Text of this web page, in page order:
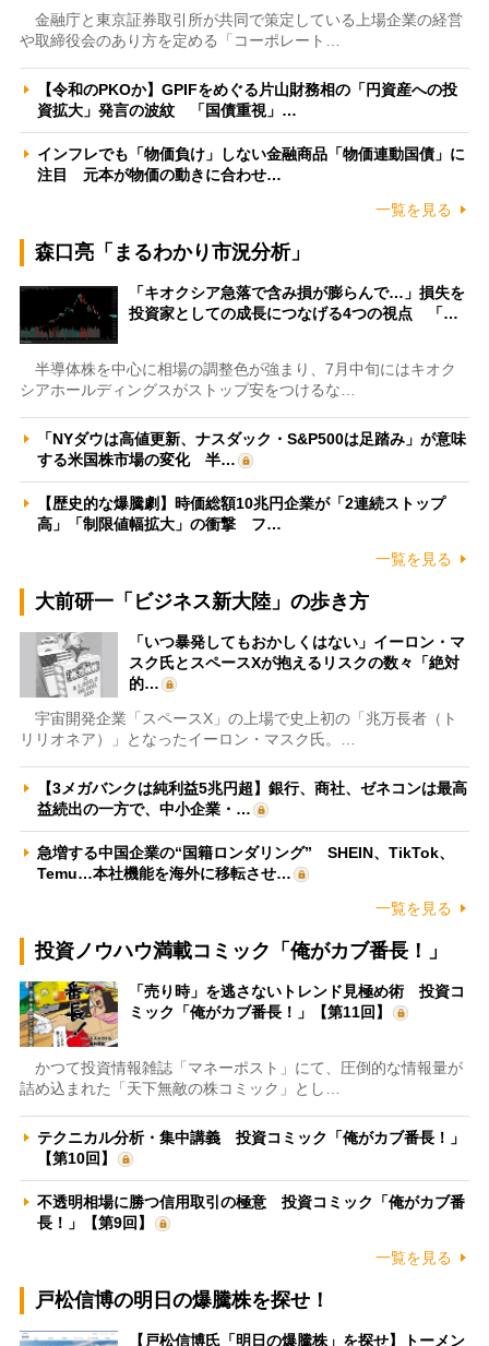
金融庁と東京証券取引所が共同で策定している上場企業の経営
や取締役会のあり方を定める「コーポレート…
【令和のPKOか】GPIFをめぐる片山財務相の「円資産への投
資拡大」発言の波紋 「国債重視」…
インフレでも「物価負け」しない金融商品「物価連動国債」に
注目 元本が物価の動きに合わせ…
一覧を見る
森口亮「まるわかり市況分析」
「キオクシア急落で含み損が膨らんで…」損失を
投資家としての成長につなげる4つの視点 「…
半導体株を中心に相場の調整色が強まり、7月中旬にはキオク
シアホールディングスがストップ安をつけるな…
「NYダウは高値更新、ナスダック・S&P500は足踏み」が意味
する米国株市場の変化 半…
【歴史的な爆騰劇】時価総額10兆円企業が「2連続ストップ
高」「制限値幅拡大」の衝撃 フ…
一覧を見る
大前研一「ビジネス新大陸」の歩き方
「いつ暴発してもおかしくはない」イーロン・マ
スク氏とスペースXが抱えるリスクの数々「絶対
的…
宇宙開発企業「スペースX」の上場で史上初の「兆万長者（ト
リリオネア）」となったイーロン・マスク氏。…
【3メガバンクは純利益5兆円超】銀行、商社、ゼネコンは最高
益続出の一方で、中小企業・…
急増する中国企業の“国籍ロンダリング” SHEIN、TikTok、
Temu…本社機能を海外に移転させ…
一覧を見る
投資ノウハウ満載コミック「俺がカブ番長！」
「売り時」を逃さないトレンド見極め術 投資コ
ミック「俺がカブ番長！」【第11回】
かつて投資情報雑誌「マネーポスト」にて、圧倒的な情報量が
詰め込まれた「天下無敵の株コミック」とし…
テクニカル分析・集中講義 投資コミック「俺がカブ番長！」
【第10回】
不透明相場に勝つ信用取引の極意 投資コミック「俺がカブ番
長！」【第9回】
一覧を見る
戸松信博の明日の爆騰株を探せ！
【戸松信博氏「明日の爆騰株」を探せ】トーメン